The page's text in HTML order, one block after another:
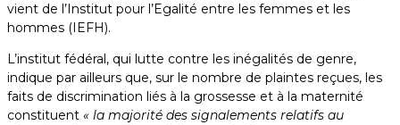
vient de l’Institut pour l’Egalité entre les femmes et les
hommes (IEFH).
L’institut fédéral, qui lutte contre les inégalités de genre,
indique par ailleurs que, sur le nombre de plaintes reçues, les
faits de discrimination liés à la grossesse et à la maternité
constituent « la majorité des signalements relatifs au